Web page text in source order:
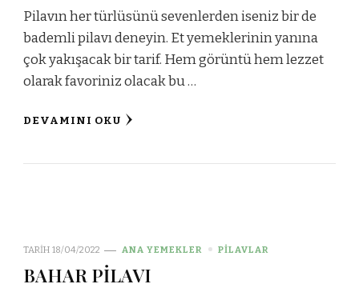
Pilavın her türlüsünü sevenlerden iseniz bir de
bademli pilavı deneyin. Et yemeklerinin yanına
çok yakışacak bir tarif. Hem görüntü hem lezzet
olarak favoriniz olacak bu …
DEVAMINI OKU
TARIH 18/04/2022 ANA YEMEKLER PİLAVLAR
BAHAR PİLAVI